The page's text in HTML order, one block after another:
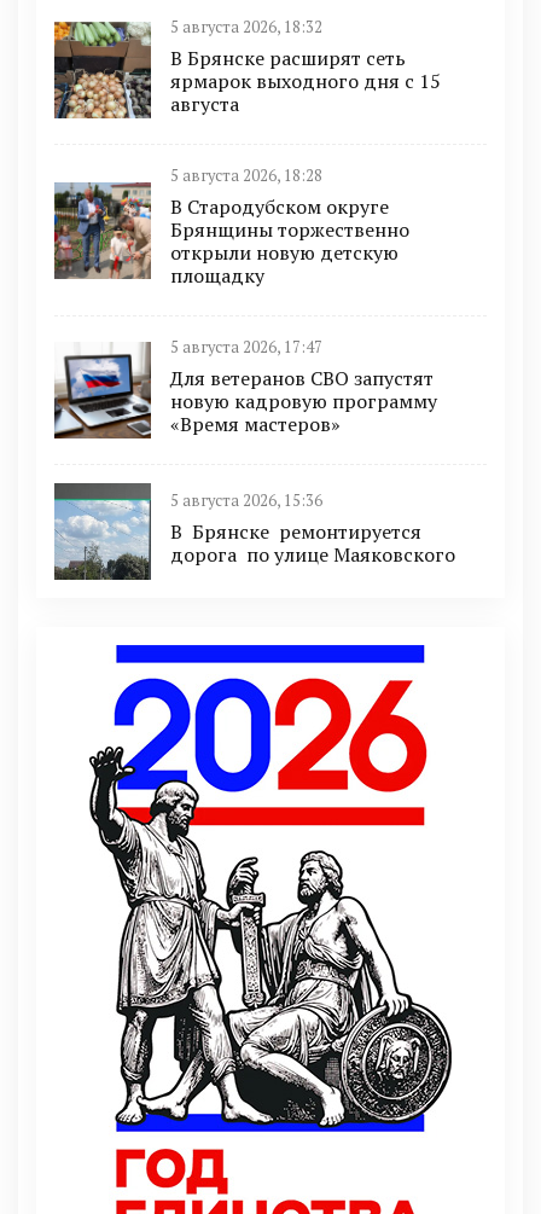
5 августа 2026, 18:32
В Брянске расширят сеть
ярмарок выходного дня с 15
августа
5 августа 2026, 18:28
В Стародубском округе
Брянщины торжественно
открыли новую детскую
площадку
5 августа 2026, 17:47
Для ветеранов СВО запустят
новую кадровую программу
«Время мастеров»
5 августа 2026, 15:36
В Брянске ремонтируется
дорога по улице Маяковского